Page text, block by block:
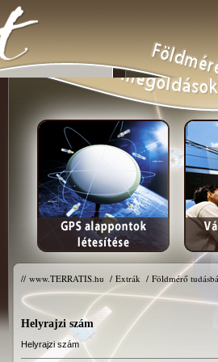
// www.TERRATIS.hu / Extrák / Földmérő
Helyrajzi szám
Helyrajzi szám